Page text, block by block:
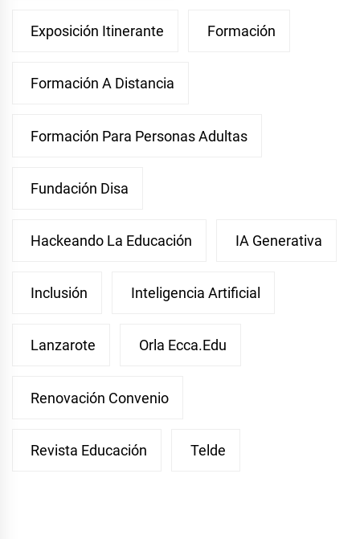
Exposición Itinerante Formación
Formación A Distancia
Formación Para Personas Adultas
Fundación Disa
Hackeando La Educación IA Generativa
Inclusión Inteligencia Artificial
Lanzarote Orla Ecca.edu
Renovación Convenio
Revista Educación Telde